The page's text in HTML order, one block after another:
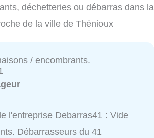
déchetteries ou débarras dans la
de la ville de Thénioux
/ encombrants.
l'entreprise Debarras41 : Vide
Débarrasseurs du 41